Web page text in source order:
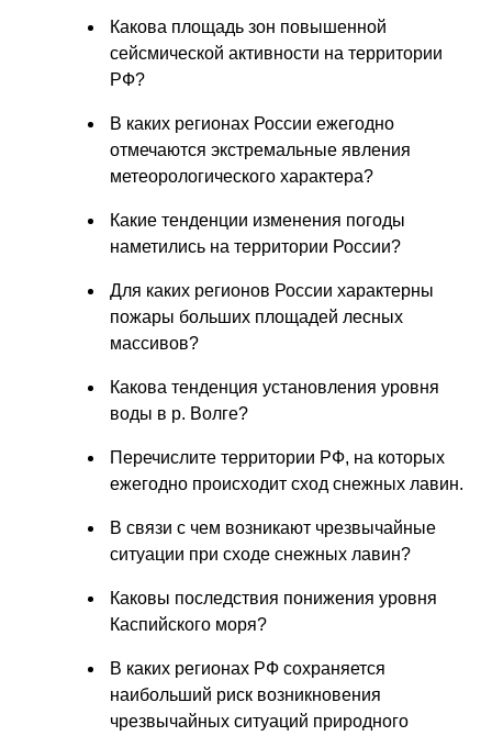
Какова площадь зон повышенной
сейсмической активности на территории
РФ?
В каких регионах России ежегодно
отмечаются экстремальные явления
метеорологического характера?
Какие тенденции изменения погоды
наметились на территории России?
Для каких регионов России характерны
пожары больших площадей лесных
массивов?
Какова тенденция установления уровня
воды в р. Волге?
Перечислите территории РФ, на которых
ежегодно происходит сход снежных лавин.
В связи с чем возникают чрезвычайные
ситуации при сходе снежных лавин?
Каковы последствия понижения уровня
Каспийского моря?
В каких регионах РФ сохраняется
наибольший риск возникновения
чрезвычайных ситуаций природного